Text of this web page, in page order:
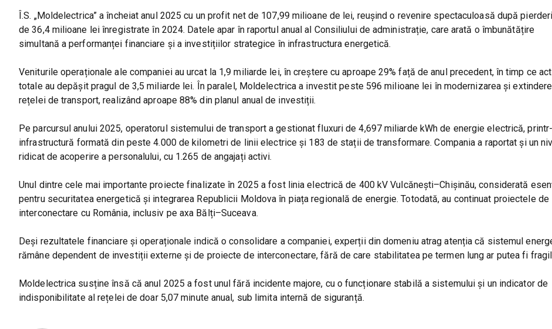
Î.S. „Moldelectrica” a încheiat anul 2025 cu un profit net de 107,99 milioane de lei, reușind o revenire spectaculoasă după
de 36,4 milioane lei înregistrate în 2024. Datele apar în raportul anual al Consiliului de administrație, care arată o îmbunătățire
simultană a performanței financiare și a investițiilor strategice în infrastructura energetică.
Veniturile operaționale ale companiei au urcat la 1,9 miliarde lei, în creștere cu aproape 29% față de anul precedent, în timp ce
totale au depășit pragul de 3,5 miliarde lei. În paralel, Moldelectrica a investit peste 596 milioane lei în modernizarea și
rețelei de transport, realizând aproape 88% din planul anual de investiții.
Pe parcursul anului 2025, operatorul sistemului de transport a gestionat fluxuri de 4,697 miliarde kWh de energie electrică,
infrastructură formată din peste 4.000 de kilometri de linii electrice și 183 de stații de transformare. Compania a raportat și un
ridicat de acoperire a personalului, cu 1.265 de angajați activi.
Unul dintre cele mai importante proiecte finalizate în 2025 a fost linia electrică de 400 kV Vulcănești–Chișinău, considerată
pentru securitatea energetică și integrarea Republicii Moldova în piața regională de energie. Totodată, au continuat proiectele de
interconectare cu România, inclusiv pe axa Bălți–Suceava.
Deși rezultatele financiare și operaționale indică o consolidare a companiei, experții din domeniu atrag atenția că sistemul
rămâne dependent de investiții externe și de proiecte de interconectare, fără de care stabilitatea pe termen lung ar putea fi
Moldelectrica susține însă că anul 2025 a fost unul fără incidente majore, cu o funcționare stabilă a sistemului și un indicator de
indisponibilitate al rețelei de doar 5,07 minute anual, sub limita internă de siguranță.